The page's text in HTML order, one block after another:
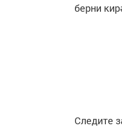
берни
Следите